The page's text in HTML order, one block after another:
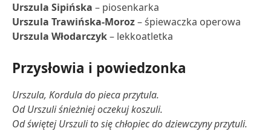
Urszula Sipińska – piosenkarka
Urszula Trawińska-Moroz– śpiewaczka operowa
Urszula Włodarczyk– lekkoatletka
Przysłowia i powiedzonka
Urszula, Kordula do pieca przytula.
Od Urszuli śnieżniej oczekuj koszuli.
Od świętej Urszuli to się chłopiec do dziewczyny przytuli.